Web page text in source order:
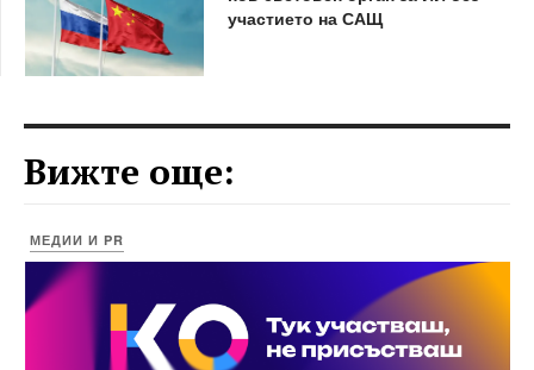
участието на САЩ
Вижте още:
МЕДИИ И PR